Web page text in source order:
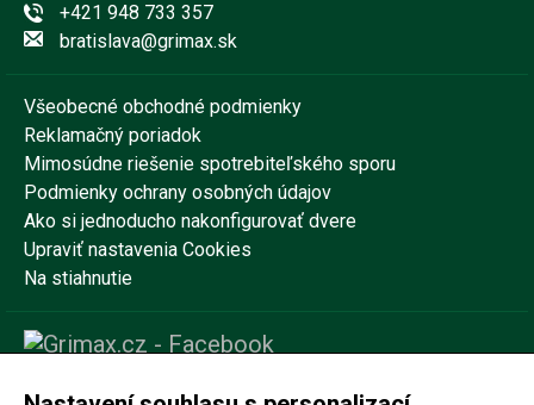
+421 948 733 357
bratislava@grimax.sk
Všeobecné obchodné podmienky
Reklamačný poriadok
Mimosúdne riešenie spotrebiteľského sporu
Podmienky ochrany osobných údajov
Ako si jednoducho nakonfigurovať dvere
Upraviť nastavenia Cookies
Na stiahnutie